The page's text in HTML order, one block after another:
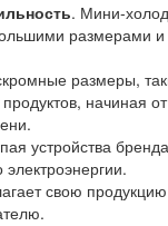
. Мини-
размерами
размеры,
начиная
устройства
свою